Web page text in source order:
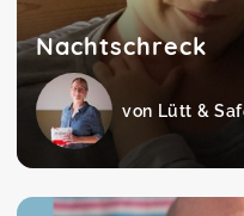
Nachtschreck